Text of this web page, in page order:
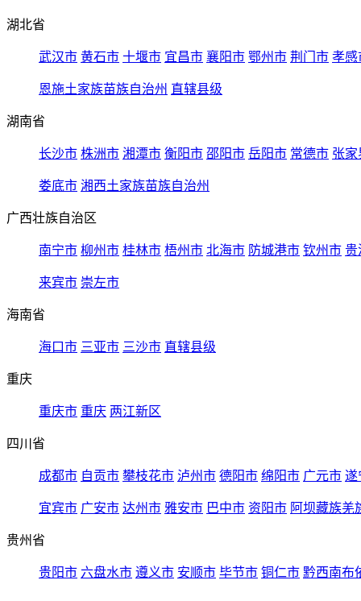
湖北省
武汉市 黄石市 十堰市 宜昌市 襄阳市 鄂州市 荆门市 孝感
恩施土家族苗族自治州 直辖县级
湖南省
长沙市 株洲市 湘潭市 衡阳市 邵阳市 岳阳市 常德市 张家
娄底市 湘西土家族苗族自治州
广西壮族自治区
南宁市 柳州市 桂林市 梧州市 北海市 防城港市 钦州市 贵
来宾市 崇左市
海南省
海口市 三亚市 三沙市 直辖县级
重庆
重庆市 重庆 两江新区
四川省
成都市 自贡市 攀枝花市 泸州市 德阳市 绵阳市 广元市 遂
宜宾市 广安市 达州市 雅安市 巴中市 资阳市 阿坝藏族羌
贵州省
贵阳市 六盘水市 遵义市 安顺市 毕节市 铜仁市 黔西南布